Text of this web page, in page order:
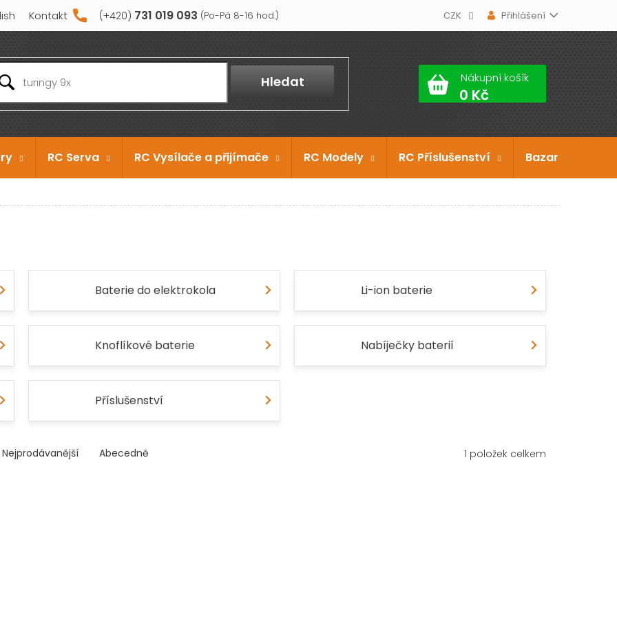
731 019 093
Kontakt CZK Přihlášení
Hledat Nákupní košík
RC Serva RC Vysílače a přijímače RC Modely RC Příslušenství Bazar
Baterie do elektrokola Li-ion baterie
Knoflíkové baterie Nabíječky baterií
Příslušenství
Nejprodávanější Abecedně 1 položek celkem